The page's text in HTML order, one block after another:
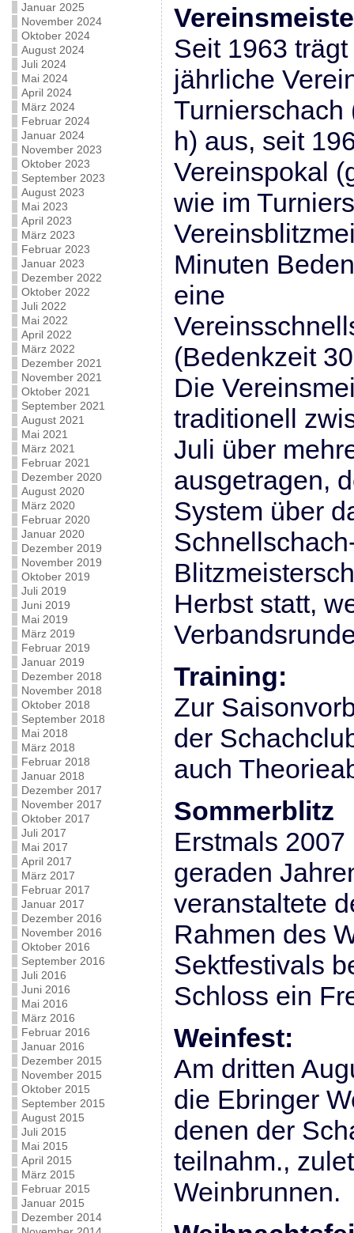
Januar 2025
November 2024
Oktober 2024
August 2024
Juli 2024
Mai 2024
April 2024
März 2024
Februar 2024
Januar 2024
November 2023
Oktober 2023
September 2023
August 2023
Mai 2023
April 2023
März 2023
Februar 2023
Januar 2023
Dezember 2022
Oktober 2022
Juli 2022
Mai 2022
April 2022
März 2022
Dezember 2021
November 2021
Oktober 2021
September 2021
August 2021
Mai 2021
März 2021
Februar 2021
Dezember 2020
August 2020
März 2020
Februar 2020
Januar 2020
Dezember 2019
November 2019
Oktober 2019
Juli 2019
Juni 2019
Mai 2019
März 2019
Februar 2019
Januar 2019
Dezember 2018
November 2018
Oktober 2018
September 2018
Mai 2018
März 2018
Februar 2018
Januar 2018
Dezember 2017
November 2017
Oktober 2017
Juli 2017
Mai 2017
April 2017
März 2017
Februar 2017
Januar 2017
Dezember 2016
November 2016
Oktober 2016
September 2016
Juli 2016
Juni 2016
Mai 2016
März 2016
Februar 2016
Januar 2016
Dezember 2015
November 2015
Oktober 2015
September 2015
August 2015
Juli 2015
Mai 2015
April 2015
März 2015
Februar 2015
Januar 2015
Dezember 2014
Seit 1963
jährliche
Turnierschach
h) aus, seit
Vereinspokal
wie im
Minuten
eine
(Bedenkzeit
Die
traditionell
Juli über
ausgetragen,
System über
Herbst statt,
Training:
Zur
der
auch
Sommerblitz
Erstmals
geraden
veranstaltete
Rahmen des
Sektfestivals
Schloss ein
Weinfest:
Am dritten
die Ebringer
denen der
teilnahm.,
Weinbrunnen.